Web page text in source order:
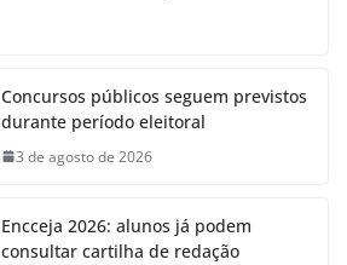
Concursos públicos seguem previstos
durante período eleitoral
3 de agosto de 2026
Encceja 2026: alunos já podem
consultar cartilha de redação